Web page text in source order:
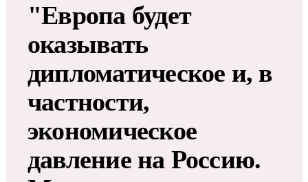
"Европа будет
оказывать
дипломатическое и, в
частности,
экономическое
давление на Россию​​​.